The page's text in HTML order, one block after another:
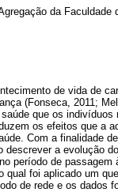
da Faculdade
de vida de
(Fonseca, 2011;
que os indivíduos
os efeitos que a
Com a finalidade
descrever a evolução
período de passagem
qual foi aplicado um
de rede e os dados